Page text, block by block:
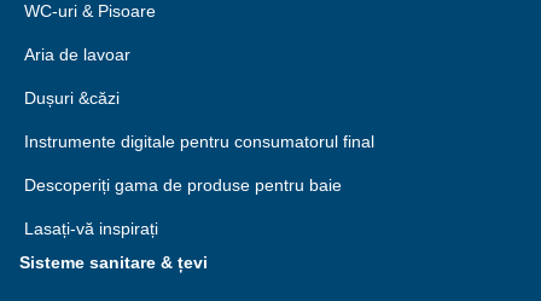
WC-uri & Pisoare
Aria de lavoar
Dușuri &căzi
Instrumente digitale pentru consumatorul final
Descoperiți gama de produse pentru baie
Lasați-vă inspirați
Sisteme sanitare & țevi